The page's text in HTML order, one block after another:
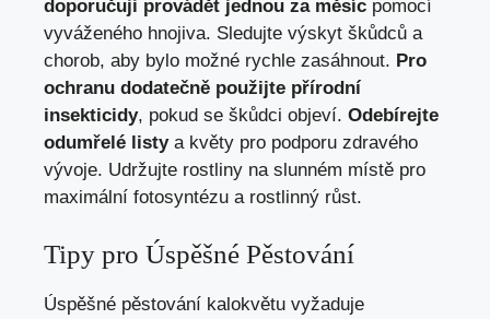
doporučuji provádět jednou za měsíc pomocí
vyváženého hnojiva. Sledujte výskyt škůdců a
chorob, aby bylo možné rychle zasáhnout. Pro
ochranu dodatečně použijte přírodní
insekticidy, pokud se škůdci objeví. Odebírejte
odumřelé listya květy pro podporu zdravého
vývoje. Udržujte rostliny na slunném místě pro
maximální fotosyntézu a rostlinný růst.
Tipy pro Úspěšné Pěstování
Úspěšné pěstování kalokvětu vyžaduje